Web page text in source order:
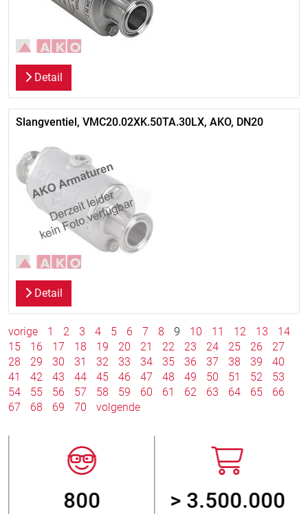
Detail
Slangventiel, VMC20.02XK.50TA.30LX, AKO, DN20
Detail
vorige 1 2 3 4 5 6 7 8 9 10 11 12 13
14
15
16 17 18 19 20 21 22 23 24 25 26
27
28
29 30 31 32 33 34 35 36 37 38 39
40
41
42 43 44 45 46 47 48 49 50 51 52
53
54
55 56 57 58 59 60 61 62 63 64 65
66
67
68 69 70 volgende
800 > 3.500.000